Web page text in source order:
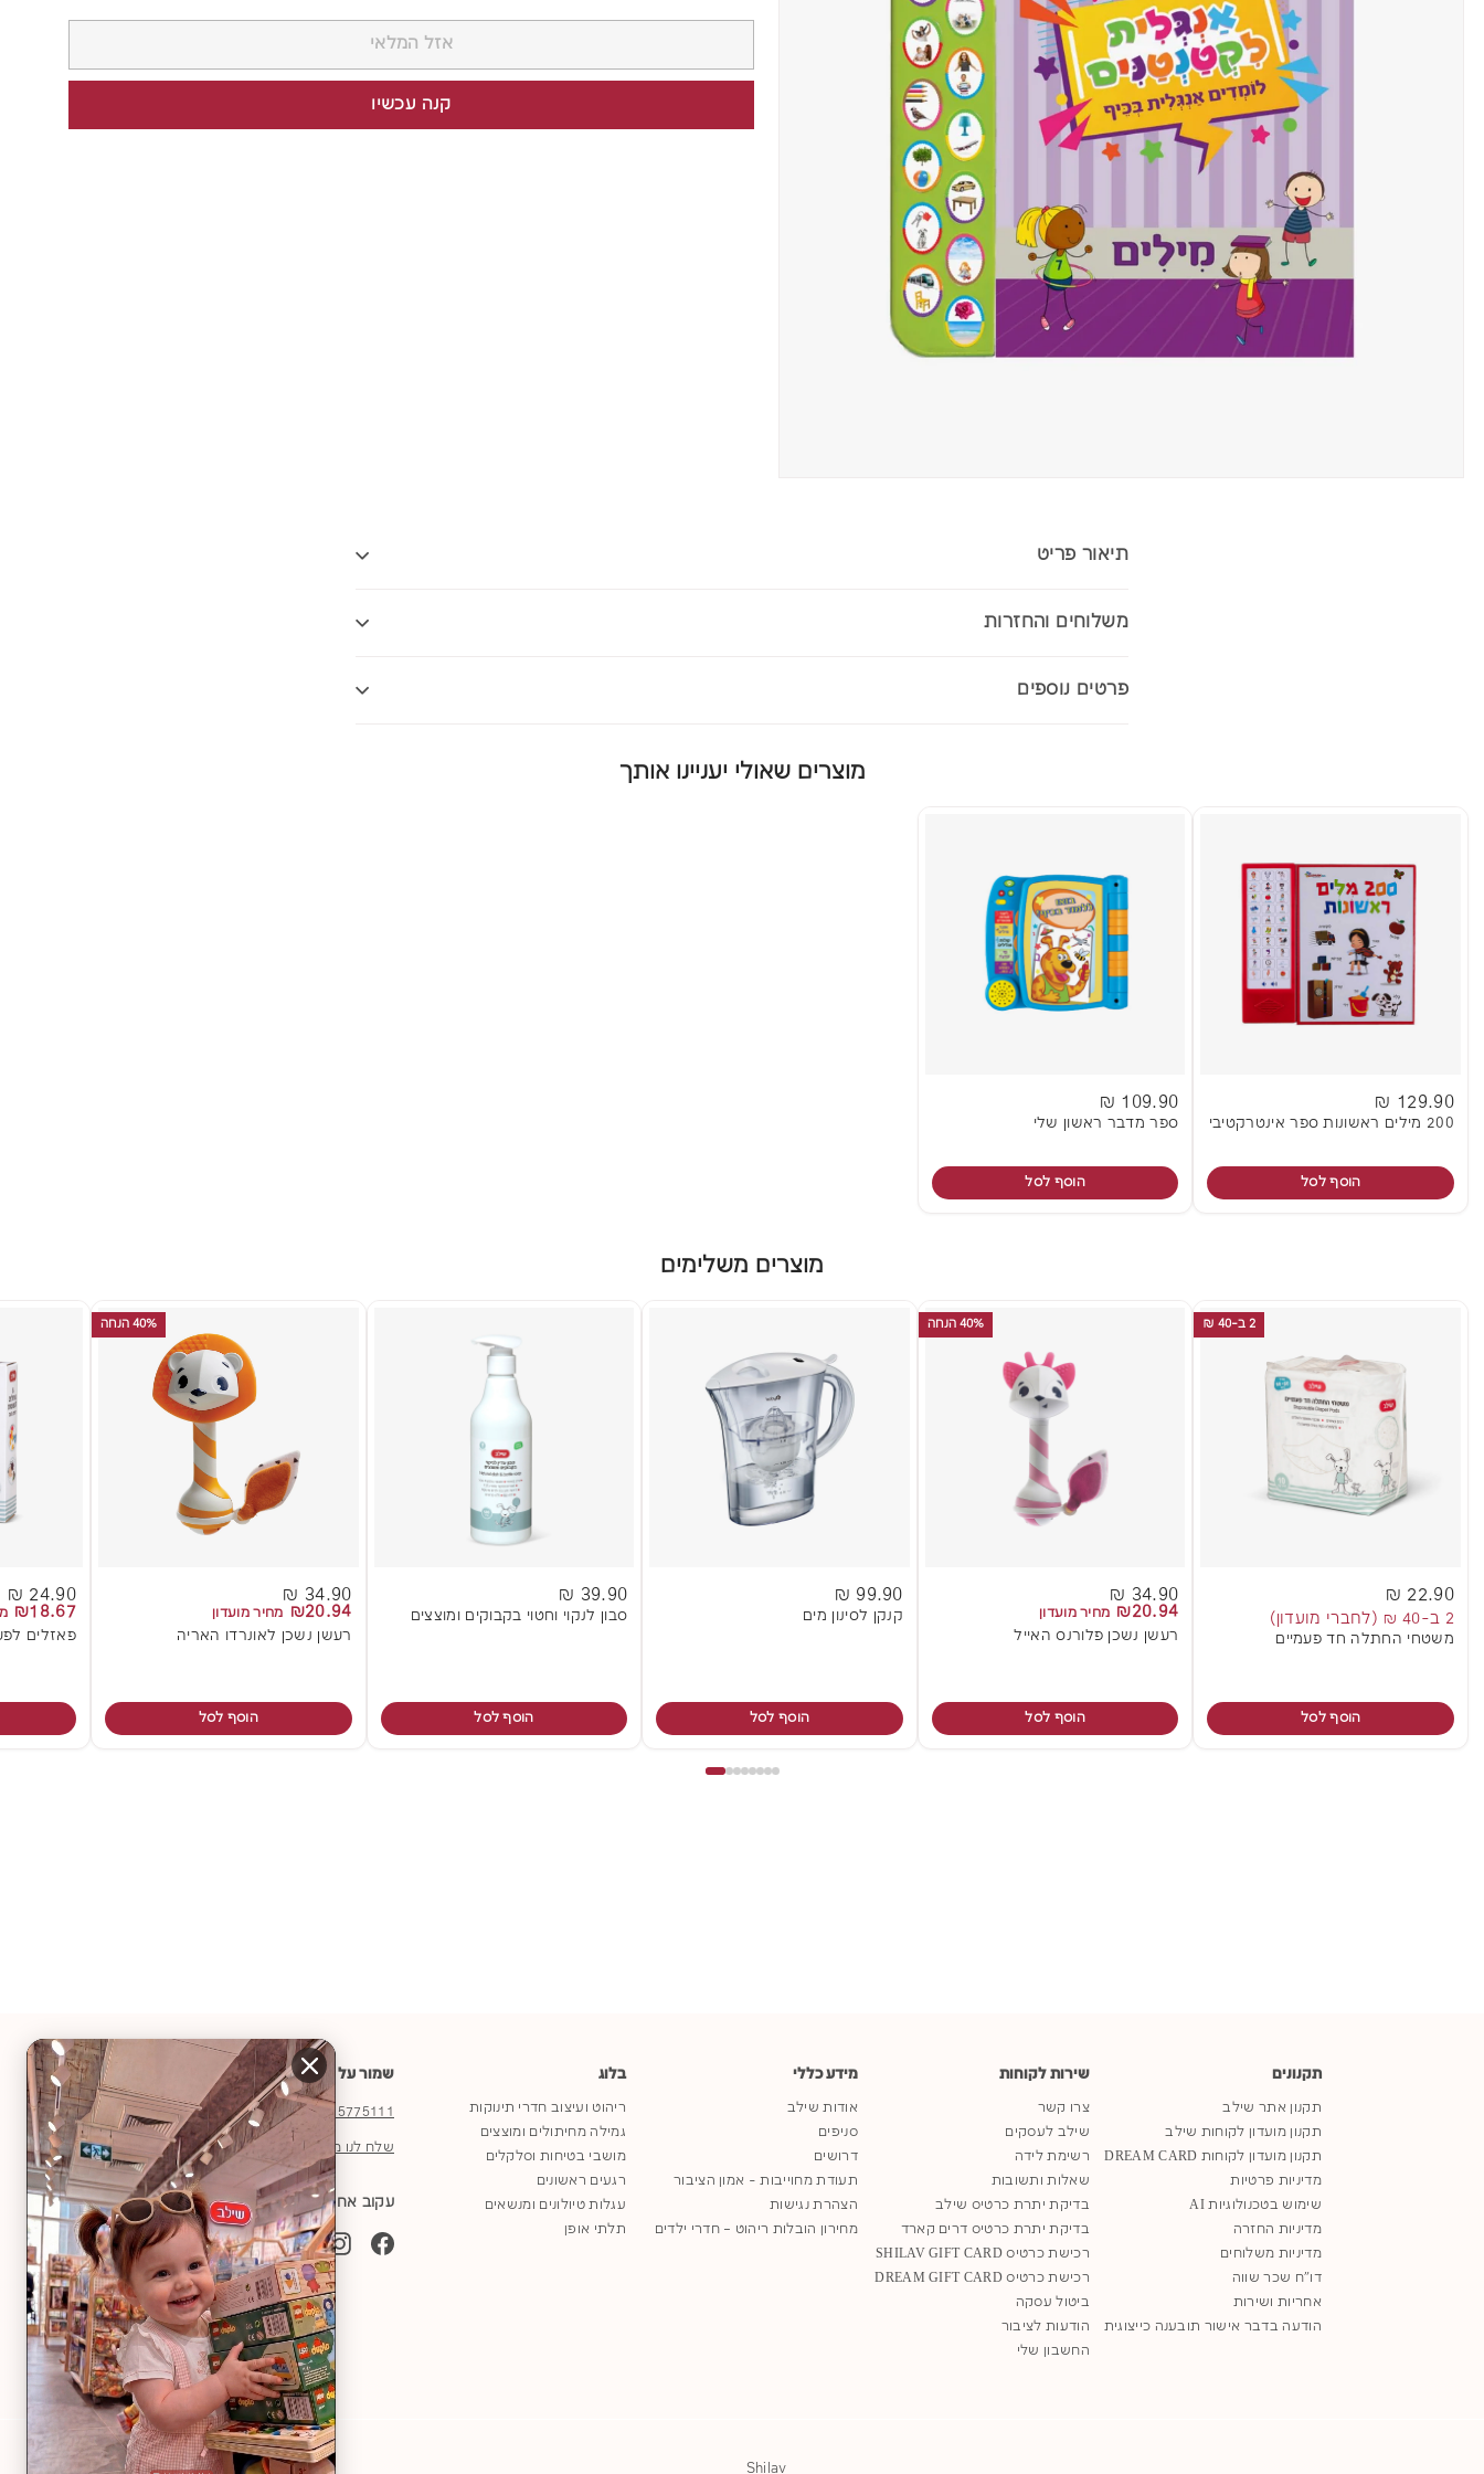
אזל המלאי
קנה עכשיו
תיאור פריט
משלוחים והחזרות
פרטים נוספים
מוצרים שאולי יעניינו אותך
129.90 ₪
200 מילים ראשונות ספר אינטרקטיבי
הוסף לסל
109.90 ₪
ספר מדבר ראשון שלי
הוסף לסל
מוצרים משלימים
2 ב-40 ₪
22.90 ₪
2 ב-40 ₪ (לחברי מועדון)
משטחי החתלה חד פעמיים
הוסף לסל
40% הנחה
34.90 ₪
₪20.94 מחיר מועדון
רעשן נשכן פלורנס האייל
הוסף לסל
99.90 ₪
קנקן לסינון מים
הוסף לסל
39.90 ₪
סבון לנקוי וחטוי בקבוקים ומוצצים
הוסף לסל
40% הנחה
34.90 ₪
₪20.94 מחיר מועדון
רעשן נשכן לאונרדו האריה
הוסף לסל
24.90 ₪
₪18.67
פאזלים
תקנונים
תקנון אתר שילב
תקנון מועדון לקוחות שילב
תקנון מועדון לקוחות DREAM CARD
מדיניות פרטיות
שימוש בטכנולוגיות AI
מדיניות החזרה
מדיניות משלוחים
דו"ח שכר שווה
אחריות ושירות
הודעה בדבר אישור תובענה כייצוגית
שירות לקוחות
צרו קשר
שילב לעסקים
רשימת לידה
שאלות ותשובות
בדיקת יתרת כרטיס שילב
בדיקת יתרת כרטיס דרים קארד
רכישת כרטיס SHILAV GIFT CARD
רכישת כרטיס DREAM GIFT CARD
ביטול עסקה
הודעות לציבור
החשבון שלי
מידע כללי
אודות שילב
סניפים
דרושים
תעודת מחוייבות - אמון הציבור
הצהרת נגישות
מחירון הובלות ריהוט – חדרי ילדים
בלוג
ריהוט ועיצוב חדרי תינוקות
גמילה מחיתולים ומוצצים
מושבי בטיחות וסלקלים
רגעים ראשונים
עגלות טיולונים ומנשאים
תלתי אופן
שמור על קשר
03-5775111
שלח לנו מייל
עקוב אחרינו
Facebook
Instagram
TikTok
YouTube
Shilav